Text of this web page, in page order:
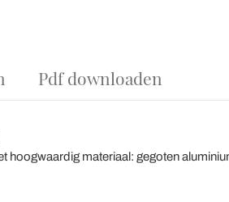
Pdf downloaden
hoogwaardig materiaal: gegoten